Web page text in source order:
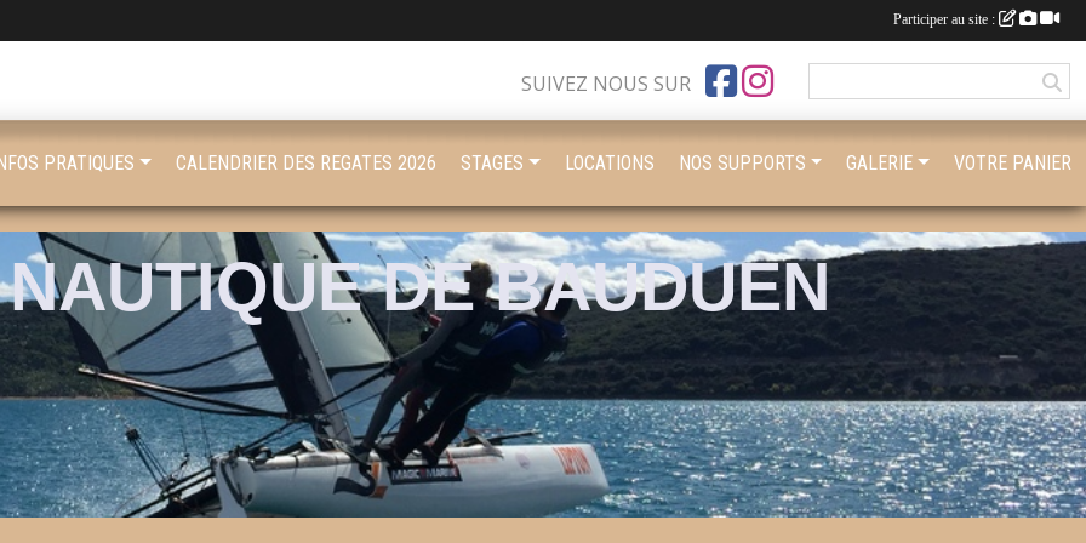
DE BAUDUEN
SUIVEZ NOUS SUR
PRATIQUES CALENDRIER DES REGATES 2026 STAGES LOCATIONS NOS SUPPORTS GALERIE VOTRE PANIER
Participer au site :